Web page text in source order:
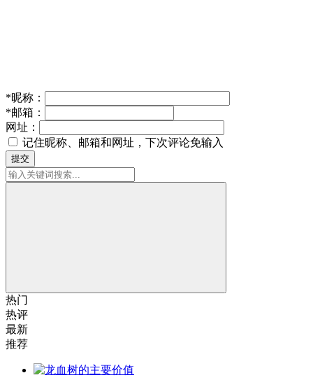
*昵称：
*邮箱：
网址：
记住昵称、邮箱和网址，下次评论免输入
提交
热门
热评
最新
推荐